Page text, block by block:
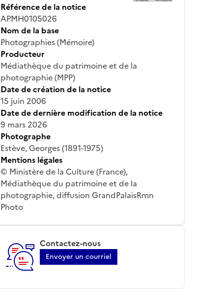
Référence de la notice
APMH0105026
Nom de la base
Photographies (Mémoire)
Producteur
Médiathèque du patrimoine et de la
photographie (MPP)
Date de création de la notice
15 juin 2006
Date de dernière modification de la notice
9 mars 2026
Photographe
Estève, Georges (1891-1975)
Mentions légales
© Ministère de la Culture (France),
Médiathèque du patrimoine et de la
photographie, diffusion GrandPalaisRmn
Photo
Contactez-nous
Envoyer un courriel